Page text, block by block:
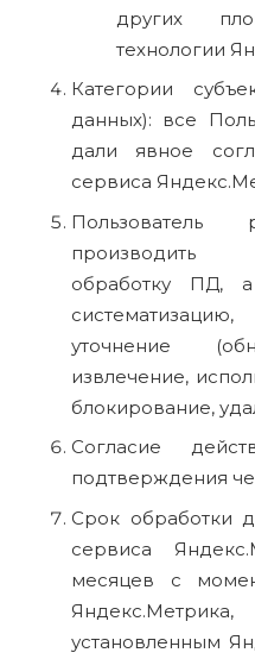
других
технологии
Категории
данных): все
дали явное
сервиса
Пользователь
производить
обработку ПД,
уточнение
извлечение,
блокирование,
Согласие
подтверждения
Срок обработки
сервиса
месяцев с
установленным